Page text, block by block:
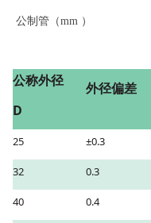
公制管（mm ）
公称外径
D
外径偏差
25 ±0.3
32 0.3
40 0.4